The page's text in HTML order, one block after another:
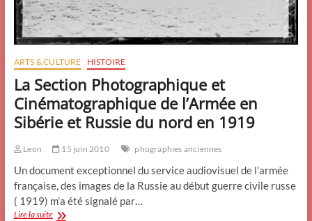
ARTS & CULTURE HISTOIRE
La Section Photographique et
Cinématographique de l’Armée en
Sibérie et Russie du nord en 1919
Leon 15 juin 2010 phographies anciennes
Un document exceptionnel du service audiovisuel de l’armée
française, des images de la Russie au début guerre civile russe
( 1919) m’a été signalé par…
Lire la suiteLa